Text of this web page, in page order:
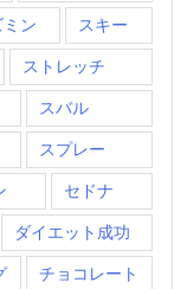
ン スキー
ストレッチ
スバル
スプレー
セドナ
ダイエット成功
チョコレート